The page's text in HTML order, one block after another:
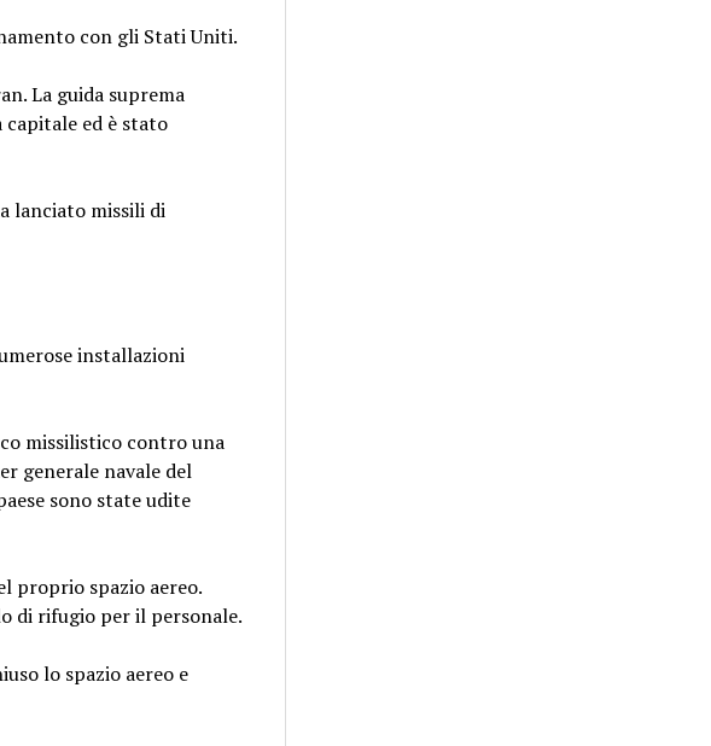
con gli Stati Uniti.
La guida suprema
capitale ed è stato
lanciato missili di
installazioni
missilistico contro una
generale navale del
sono state udite
proprio spazio aereo.
di rifugio per il personale.
lo spazio aereo e